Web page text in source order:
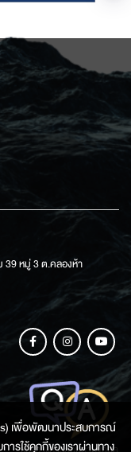
39 หมู่ 3 ต.คลองห้า
เพื่อพัฒนาประสบการณ์
ารใช้คุกกี้ของเราผ่านทาง